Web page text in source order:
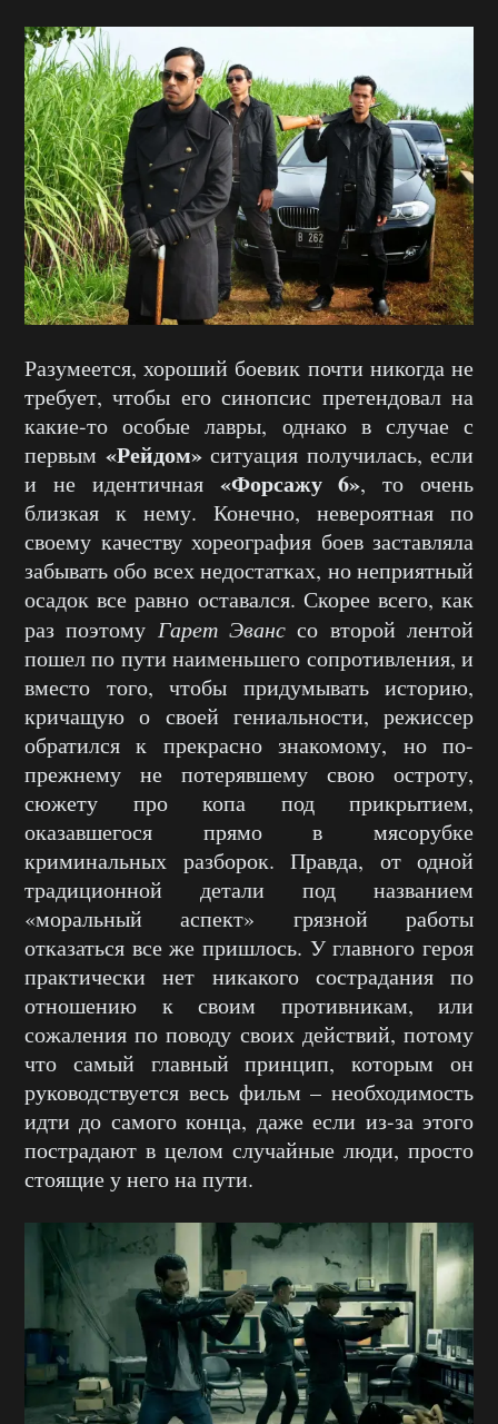
Разумеется, хороший боевик почти никогда не
требует, чтобы его синопсис претендовал на
какие-то особые лавры, однако в случае с
первым «Рейдом»ситуация получилась, если
и не идентичная «Форсажу 6», то очень
близкая к нему. Конечно, невероятная по
своему качеству хореография боев заставляла
забывать обо всех недостатках, но неприятный
осадок все равно оставался. Скорее всего, как
раз поэтому Гарет Эванс со второй лентой
пошел по пути наименьшего сопротивления, и
вместо того, чтобы придумывать историю,
кричащую о своей гениальности, режиссер
обратился к прекрасно знакомому, но по-
прежнему не потерявшему свою остроту,
сюжету про копа под прикрытием,
оказавшегося прямо в мясорубке
криминальных разборок. Правда, от одной
традиционной детали под названием
«моральный аспект» грязной работы
отказаться все же пришлось. У главного героя
практически нет никакого сострадания по
отношению к своим противникам, или
сожаления по поводу своих действий, потому
что самый главный принцип, которым он
руководствуется весь фильм – необходимость
идти до самого конца, даже если из-за этого
пострадают в целом случайные люди, просто
стоящие у него на пути.